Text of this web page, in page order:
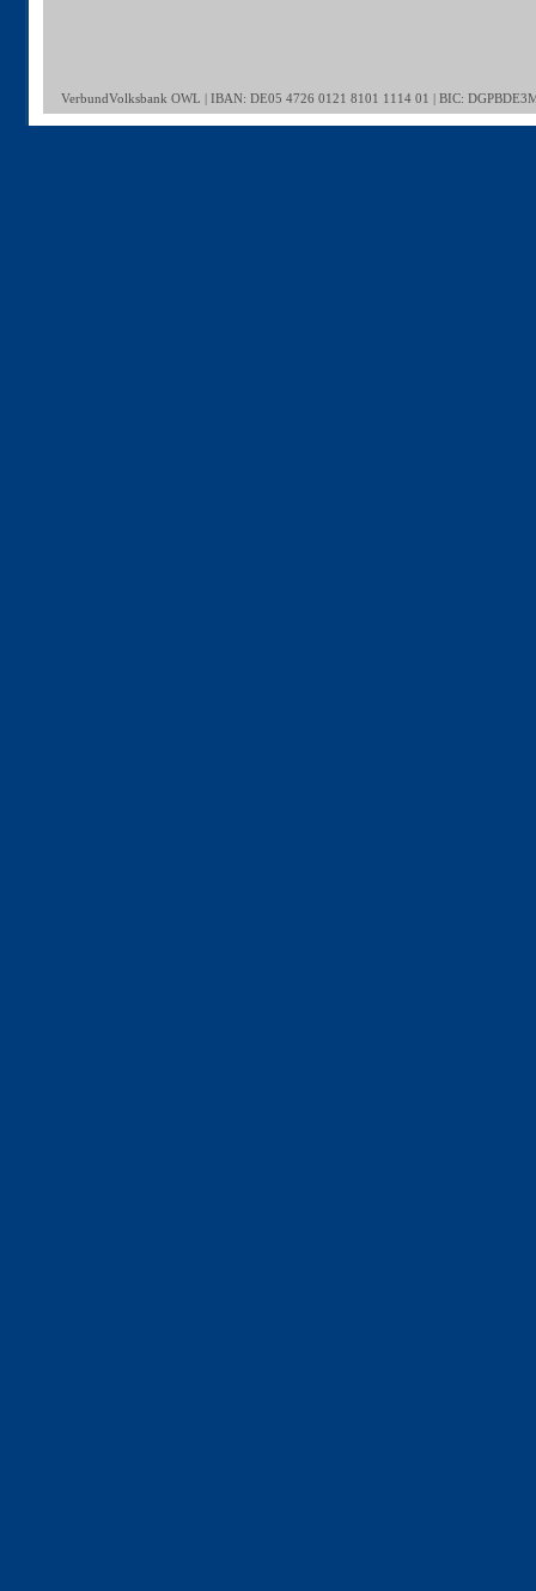
VerbundVolksbank OWL | IBAN: DE05 4726 0121 8101 1114 01 | BIC: